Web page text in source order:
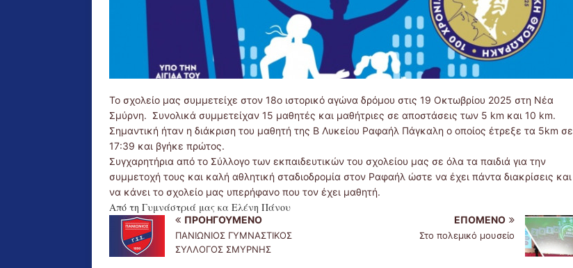
Το σχολείο μας συμμετείχε στον 18ο ιστορικό αγώνα δρόμου στις 19 Οκτωβρίου 2025 στη Νέα
Σμύρνη. Συνολικά συμμετείχαν 15 μαθητές και μαθήτριες σε αποστάσεις των 5 km και 10 km.
Σημαντική ήταν η διάκριση του μαθητή της Β Λυκείου Ραφαήλ Πάγκαλη ο οποίος έτρεξε τα 5km σε
17:39 και βγήκε πρώτος.
Συγχαρητήρια από το Σύλλογο των εκπαιδευτικών του σχολείου μας σε όλα τα παιδιά για την
συμμετοχή τους και καλή αθλητική σταδιοδρομία στον Ραφαήλ ώστε να έχει πάντα διακρίσεις και
να κάνει το σχολείο μας υπερήφανο που τον έχει μαθητή.
Από τη Γυμνάστριά μας κα Ελένη Πάνου
ΠΡΟΗΓΟΎΜΕΝΟ
ΠΑΝΙΩΝΙΟΣ ΓΥΜΝΑΣΤΙΚΟΣ
ΣΥΛΛΟΓΟΣ ΣΜΥΡΝΗΣ
ΕΠΌΜΕΝΟ
Στο πολεμικό μουσείο